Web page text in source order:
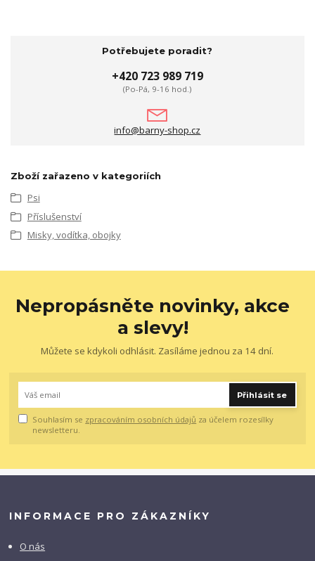
Potřebujete poradit?
+420 723 989 719
(Po-Pá, 9-16 hod.)
info@barny-shop.cz
Zboží zařazeno v kategoriích
Psi
Příslušenství
Misky, vodítka, obojky
Nepropásněte novinky, akce
a slevy!
Můžete se kdykoli odhlásit. Zasíláme jednou za 14 dní.
Přihlásit se
Souhlasím se zpracováním osobních údajů za účelem rozesílky
newsletteru.
INFORMACE PRO ZÁKAZNÍKY
O nás